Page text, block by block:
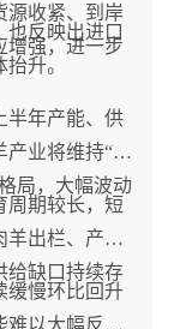
源收紧、到岸
增强，进一步
也反映出进口
升。
半年产能、供
产业将维持“供
局，大幅波动
周期较长，短
羊出栏、产量
给缺口持续存
缓慢环比回升
难以大幅反